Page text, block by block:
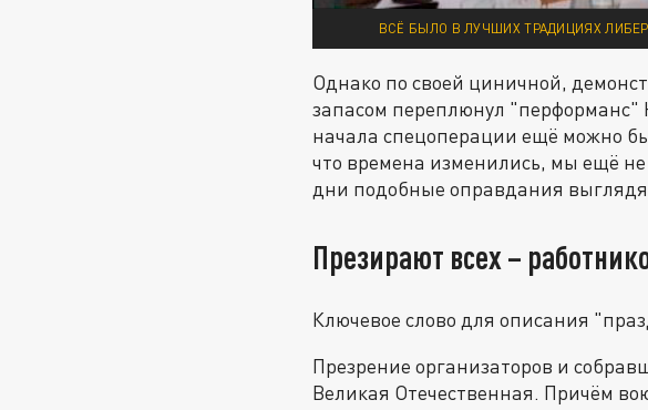
ВСЁ БЫЛО В ЛУЧШИХ ТРАДИЦИЯХ
Однако по своей циничной,
запасом переплюнул "перформанс"
начала спецоперации ещё можно
что времена изменились, мы ещё
дни подобные оправдания
Презирают всех –
Ключевое слово для описания
Презрение организаторов и
Великая Отечественная. Причём